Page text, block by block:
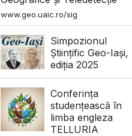
www.geo.uaic.ro/sig
Simpozionul
Științific Geo-Iași,
ediția 2025
Conferința
studențească în
limba engleza
TELLURIA